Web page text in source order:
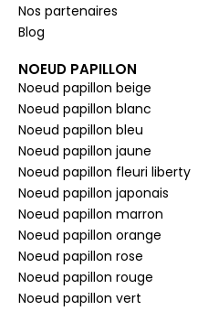
Nos partenaires
Blog
NOEUD PAPILLON
Noeud papillon beige
Noeud papillon blanc
Noeud papillon bleu
Noeud papillon jaune
Noeud papillon fleuri liberty
Noeud papillon japonais
Noeud papillon marron
Noeud papillon orange
Noeud papillon rose
Noeud papillon rouge
Noeud papillon vert